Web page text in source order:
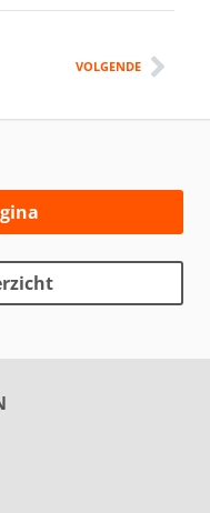
VOLGENDE